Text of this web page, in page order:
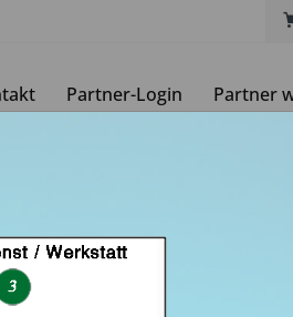
Partner-Login Partner
& Schlüsseldienst